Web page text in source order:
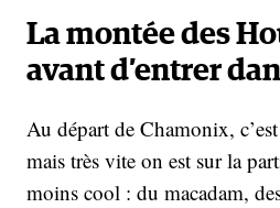
La montée des
avant d’entrer
Au départ de Chamonix,
mais très vite on est sur la
moins cool : du macadam,